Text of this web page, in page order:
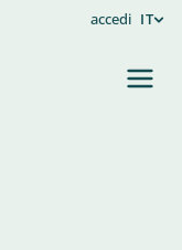
accedi IT